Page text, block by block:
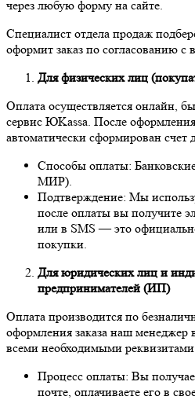
через любую форму на сайте.
Специалист отдела продаж
оформит заказ по согласованию с
Для физических лиц
Оплата осуществляется онлайн,
сервис ЮKassa. После оформления
автоматически сформирован счет
Способы оплаты:
МИР).
Подтверждение: Мы
после оплаты вы получите
или в SMS — это
покупки.
Для юридических лиц и
предпринимателей (ИП)
Оплата производится по
оформления заказа наш менеджер
всеми необходимыми
Процесс оплаты: Вы
почте, оплачиваете его в